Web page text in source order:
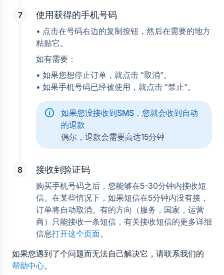
使用获得的手机号码
• 点击在号码右边的复制按钮，然后在需要的地方
粘贴它。
如有需要：
• 如果您想停止订单，就点击 "取消"。
• 如果手机号码已经被使用，就点击 "禁止"。
如果您没接收到SMS，您就会收到自动
的退款
偶尔，退款会需要高达15分钟
接收到验证码
购买手机号码之后，您能够在5-30分钟内接收短
信。在某些情况下，如果短信在5分钟内没有接，
订单将自动取消。有的方向（服务，国家，运营
商）只能接收一条短信，有关接收短信的更多详细
信息打开这个页面。
如果您遇到了个问题而无法自己解决它，请联系我们的
帮助中心。